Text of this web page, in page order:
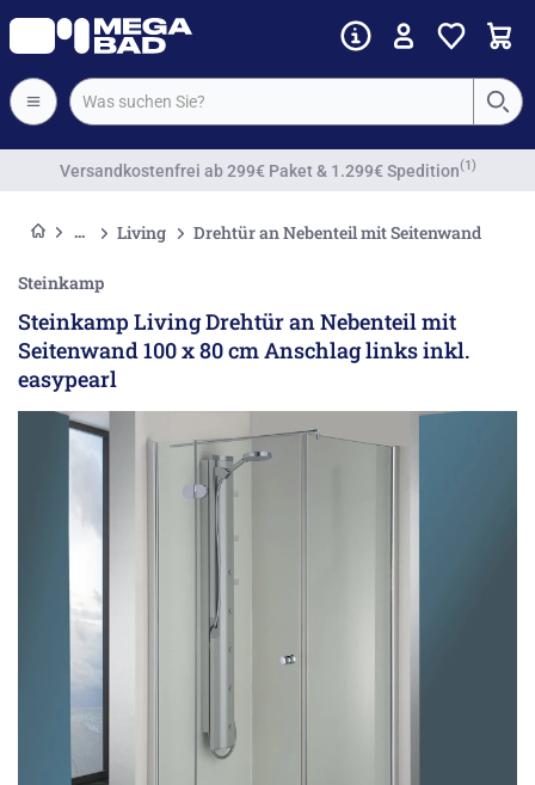
Vorkassenrabatt
Living Drehtür an Nebenteil mit Seitenwand
Steinkamp
Steinkamp Living Drehtür an Nebenteil mit
Seitenwand 100 x 80 cm Anschlag links inkl.
easypearl